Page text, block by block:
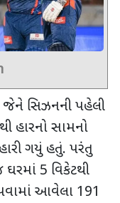
સિઝનની પહેલી
હારનો સામનો
ગયું હતું. પરંતુ
5 વિકેટથી
આવેલા 191